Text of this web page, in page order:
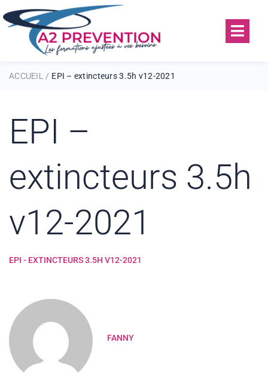
ACCUEIL / EPI – extincteurs 3.5h v12-2021
EPI –
extincteurs 3.5h
v12-2021
EPI - EXTINCTEURS 3.5H V12-2021
FANNY